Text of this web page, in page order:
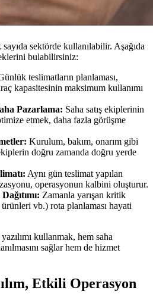
sektörde kullanılabilir. Aşağıda
bulabilirsiniz:
teslimatların planlaması,
kapasitesinin maksimum kullanımı
Pazarlama: Saha satış ekiplerinin
etmek, daha fazla görüşme
Kurulum, bakım, onarım gibi
doğru zamanda doğru yerde
Aynı gün teslimat yapılan
operasyonun kalbini oluşturur.
Zamanla yarışan kritik
vb.) rota planlaması hayati
kullanmak, hem saha
sağlar hem de hizmet
Etkili Operasyon